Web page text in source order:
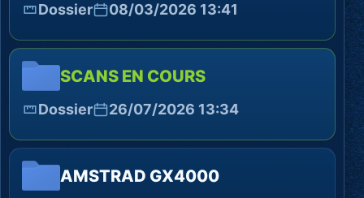
Dossier 08/03/2026 13:41
SCANS EN COURS
Dossier 26/07/2026 13:34
AMSTRAD GX4000